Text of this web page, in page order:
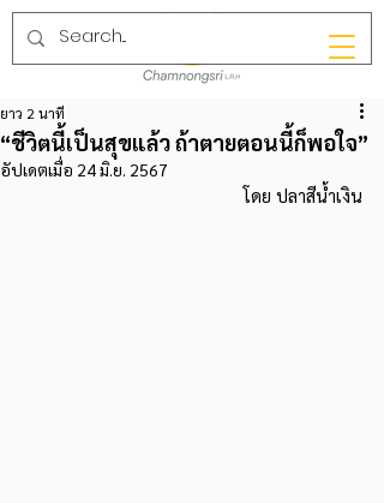
“ชีวิตนี้เป็นสุขแล้ว ถ้าตายตอนนี้ก็พอใจ”
ยาว 2 นาที
อัปเดตเมื่อ 24 มิ.ย. 2567
โดย ปลาสีน้ำเงิน